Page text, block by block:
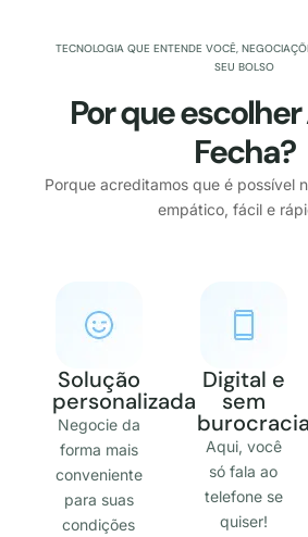
TECNOLOGIA QUE ENTENDE VOCÊ,
SEU BOLSO
Por que
Fecha?
Porque acreditamos que é possível
empático, fácil e
Solução
personalizada
Negocie da
forma mais
conveniente
para suas
condições
Digital e
sem
burocracia
Aqui, você
só fala ao
telefone se
quiser!